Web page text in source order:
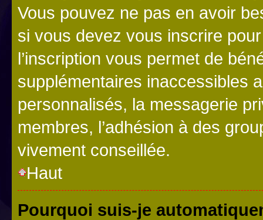
Vous pouvez ne pas en avoir
si vous devez vous inscrire
l’inscription vous permet de
supplémentaires inaccessibles
personnalisés, la messagerie
membres, l’adhésion à des
vivement conseillée.
Haut
Pourquoi suis-je